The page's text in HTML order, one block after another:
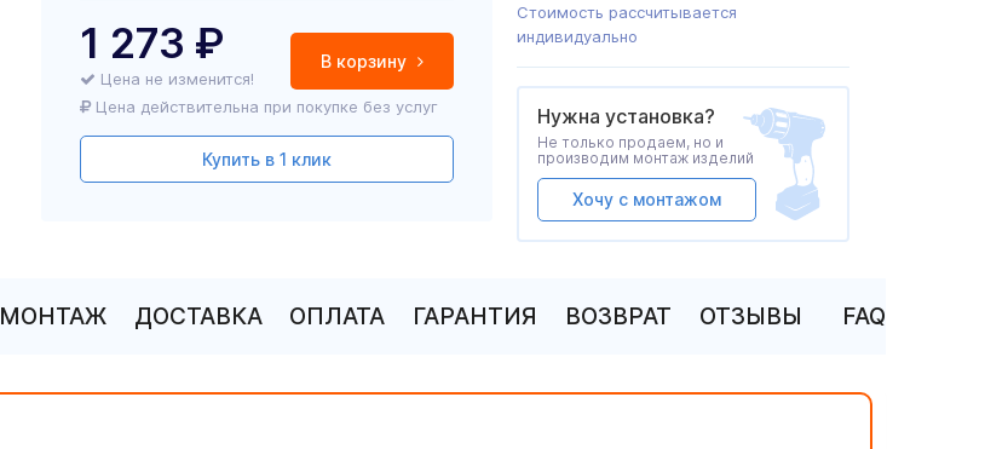
В корзину
1 273 ₽
Цена не изменится!
Цена действительна при покупке без услуг
Купить в 1 клик
Стоимость рассчитывается
индивидуально
Нужна установка?
Не только продаем, но и
производим монтаж изделий
Хочу с монтажом
МОНТАЖ ДОСТАВКА ОПЛАТА ГАРАНТИЯ ВОЗВРАТ ОТЗЫВЫ FAQ